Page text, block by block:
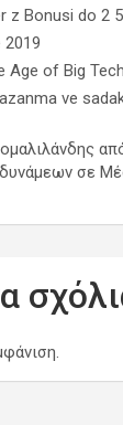
z Bonusi do 2
2019
Age of Big Tech
ve
σε